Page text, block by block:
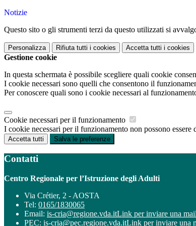
Notizie
Questo sito o gli strumenti terzi da questo utilizzati si
Personalizza Rifiuta tutti i cookies Accetta tutti i cookies
Gestione cookie
In questa schermata è possibile scegliere quali cookie
I cookie necessari sono quelli che consentono il
Per conoscere quali sono i cookie necessari al
Cookie necessari per il funzionamento
I cookie necessari per il funzionamento non possono
Accetta tutti Salva le preferenze
Contatti
Centro Regionale per l’Istruzione degli Adulti
Via Crétier, 2 - AOSTA
Tel: 0165/1830065
Email: is-cria@regione.vda.itLink per inviare una mail
PEC: is-cria@pec.regione.vda.itLink per inviare una